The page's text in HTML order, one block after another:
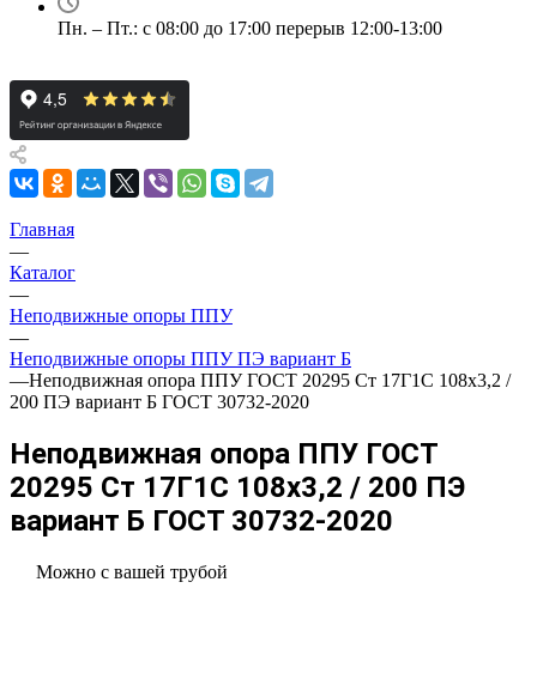
Пн. – Пт.: с 08:00 до 17:00 перерыв 12:00-13:00
Главная
—
Каталог
—
Неподвижные опоры ППУ
—
Неподвижные опоры ППУ ПЭ вариант Б
—Неподвижная опора ППУ ГОСТ 20295 Ст 17Г1С 108x3,2 /
200 ПЭ вариант Б ГОСТ 30732-2020
Неподвижная опора ППУ ГОСТ
20295 Ст 17Г1С 108x3,2 / 200 ПЭ
вариант Б ГОСТ 30732-2020
Можно с вашей трубой